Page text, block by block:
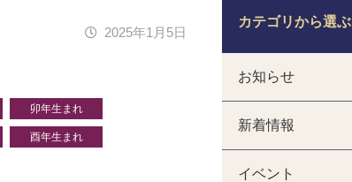
2025年1月5日
卯年生まれ
酉年生まれ
カテゴリから選ぶ
お知らせ
新着情報
イベント